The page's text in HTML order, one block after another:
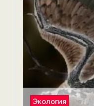
Экология